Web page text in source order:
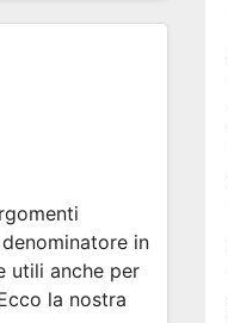
in
utili anche per
la nostra